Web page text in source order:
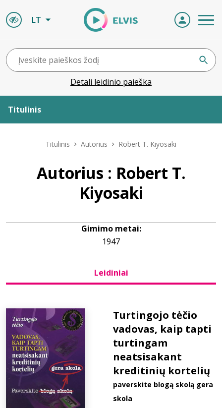
LT
Detali leidinio paieška
Titulinis
Leidiniai
Naujienos
+370 667 80 541
info@elvislab.lt
Titulinis Autorius Robert T. Kiyosaki
Autorius : Robert T.
Kiyosaki
Gimimo metai:
1947
Leidiniai
Turtingojo tėčio
vadovas, kaip tapti
turtingam
neatsisakant
kreditinių kortelių
paverskite blogą skolą gera
skola